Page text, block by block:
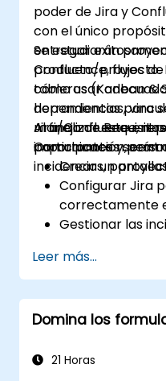
poder de Jira y
con el único
entregar
producto/proyecto.
cómo usar
herramientas para
manejo de
Comunicación,
Se estudiarán
Confluence, flujos
tableros (Kanban &
dependencias,
Jira/Confluence,
importantes y
incidencias,
Al finalizar este
participantes serán
Crear un
Configurar Jira
correctamente
Gestionar las
Construir la
manejar tipos
Crear flujos de
entender su
y análisis
Leer más...
Domina los
21 Horas